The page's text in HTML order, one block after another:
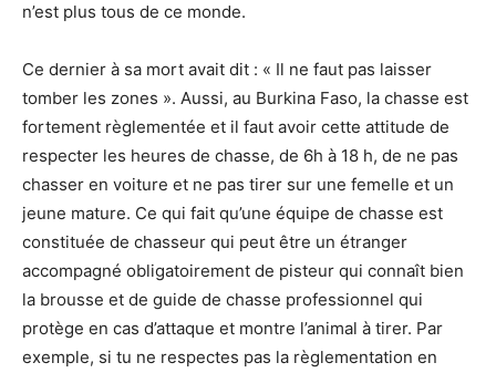
n’est plus tous de ce monde.
Ce dernier à sa mort avait dit : « Il ne faut pas laisser
tomber les zones ». Aussi, au Burkina Faso, la chasse est
fortement règlementée et il faut avoir cette attitude de
respecter les heures de chasse, de 6h à 18 h, de ne pas
chasser en voiture et ne pas tirer sur une femelle et un
jeune mature. Ce qui fait qu’une équipe de chasse est
constituée de chasseur qui peut être un étranger
accompagné obligatoirement de pisteur qui connaît bien
la brousse et de guide de chasse professionnel qui
protège en cas d’attaque et montre l’animal à tirer. Par
exemple, si tu ne respectes pas la règlementation en